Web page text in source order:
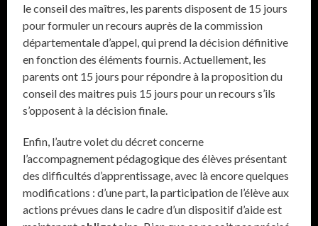
le conseil des maîtres, les parents disposent de 15 jours
pour formuler un recours auprès de la commission
départementale d’appel, qui prend la décision définitive
en fonction des éléments fournis. Actuellement, les
parents ont 15 jours pour répondre à la proposition du
conseil des maitres puis 15 jours pour un recours s’ils
s’opposent à la décision finale.
Enfin, l’autre volet du décret concerne
l’accompagnement pédagogique des élèves présentant
des difficultés d’apprentissage, avec là encore quelques
modifications : d’une part, la participation de l’élève aux
actions prévues dans le cadre d’un dispositif d’aide est